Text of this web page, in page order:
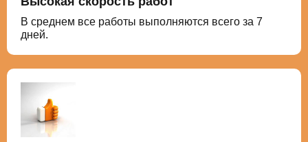
В среднем все работы выполняются всего за 7
дней.